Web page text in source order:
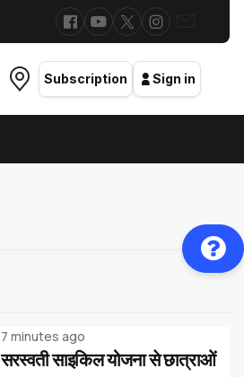
Subscription Sign in
7 minutes ago
सरस्वती साइकिल योजना से छात्राओं